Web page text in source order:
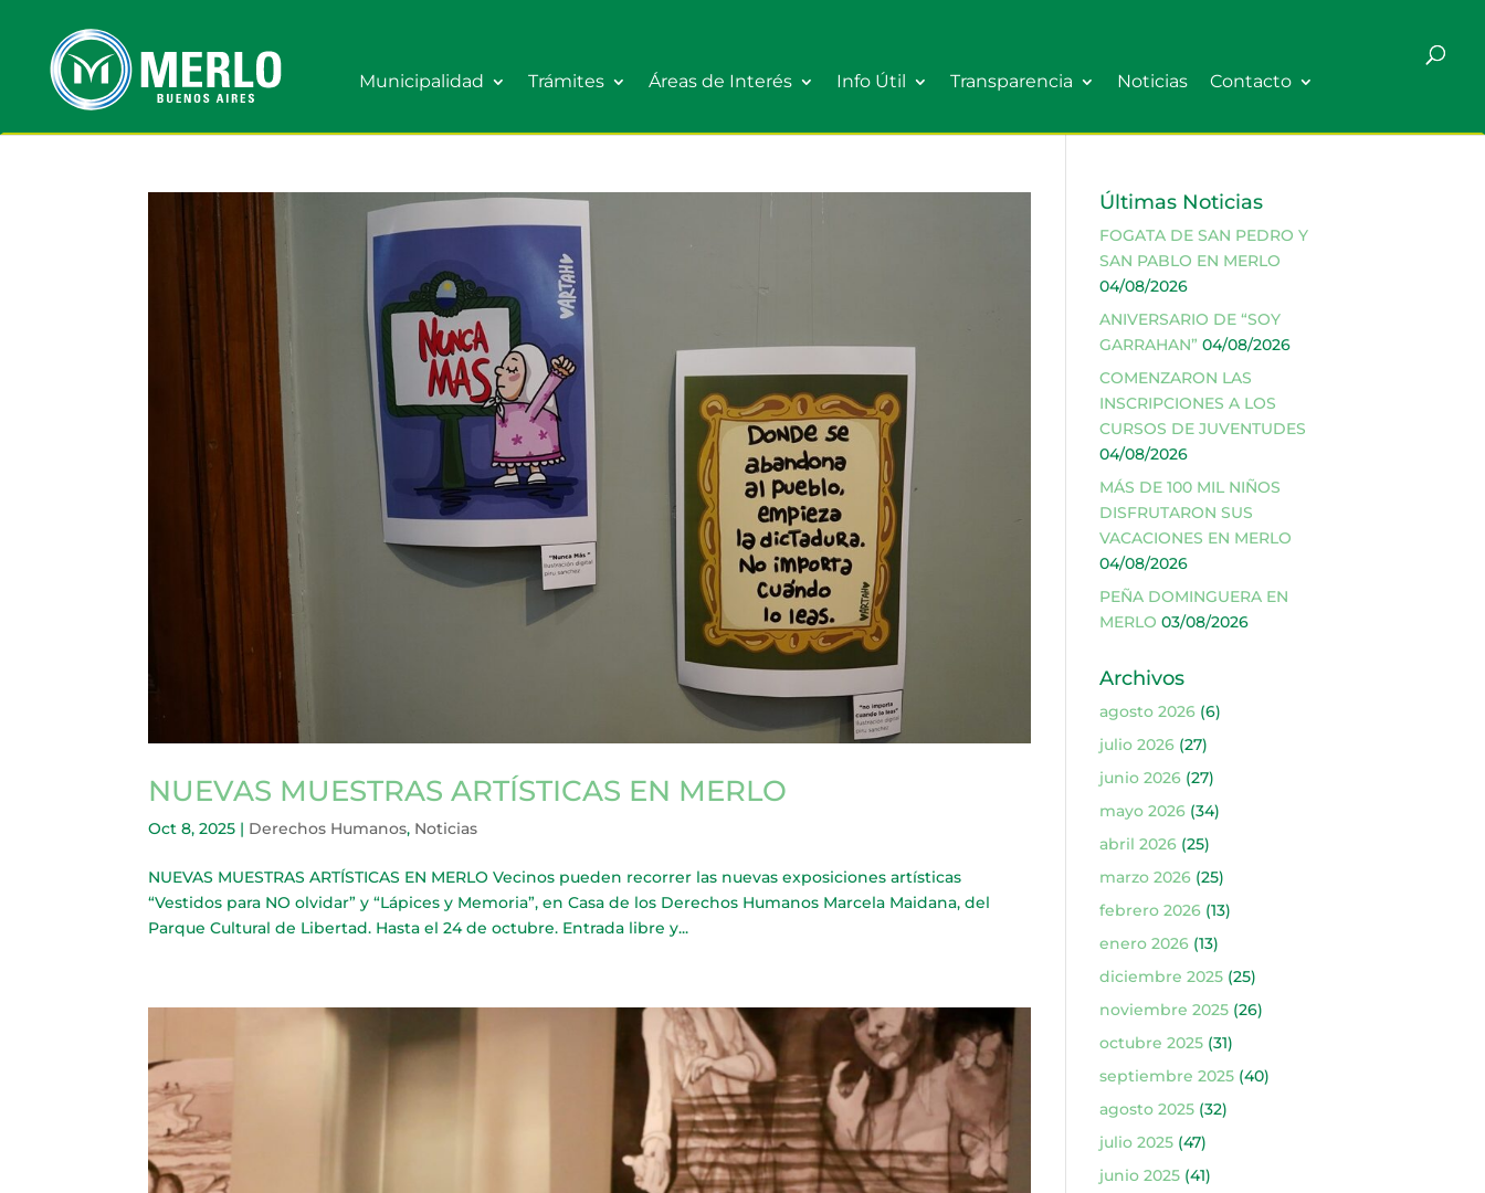
Municipalidad Trámites Áreas de Interés Info Útil Transparencia Noticias Contacto
NUEVAS MUESTRAS ARTÍSTICAS EN MERLO
Oct 8, 2025 | Derechos Humanos, Noticias
NUEVAS MUESTRAS ARTÍSTICAS EN MERLO Vecinos pueden recorrer las nuevas exposiciones artísticas
“Vestidos para NO olvidar” y “Lápices y Memoria”, en Casa de los Derechos Humanos Marcela Maidana, del
Parque Cultural de Libertad. Hasta el 24 de octubre. Entrada libre y...
Últimas Noticias
FOGATA DE SAN PEDRO Y
SAN PABLO EN MERLO
04/08/2026
ANIVERSARIO DE “SOY
GARRAHAN” 04/08/2026
COMENZARON LAS
INSCRIPCIONES A LOS
CURSOS DE JUVENTUDES
04/08/2026
MÁS DE 100 MIL NIÑOS
DISFRUTARON SUS
VACACIONES EN MERLO
04/08/2026
PEÑA DOMINGUERA EN
MERLO 03/08/2026
Archivos
agosto 2026(6)
julio 2026(27)
junio 2026(27)
mayo 2026(34)
abril 2026(25)
marzo 2026(25)
febrero 2026(13)
enero 2026(13)
diciembre 2025(25)
noviembre 2025(26)
octubre 2025(31)
septiembre 2025(40)
agosto 2025(32)
julio 2025(47)
junio 2025(41)